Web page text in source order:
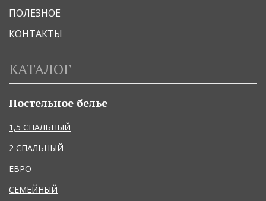
ПОЛЕЗНОЕ
КОНТАКТЫ
КАТАЛОГ
Постельное белье
1,5 СПАЛЬНЫЙ
2 СПАЛЬНЫЙ
ЕВРО
СЕМЕЙНЫЙ